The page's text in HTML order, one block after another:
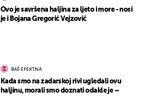
Ovo je savršena haljina za ljeto i more - nosi
je i Bojana Gregorić Vejzović
BAŠ EFEKTNA
Kada smo na zadarskoj rivi ugledali ovu
haljinu, morali smo doznati odakle je –